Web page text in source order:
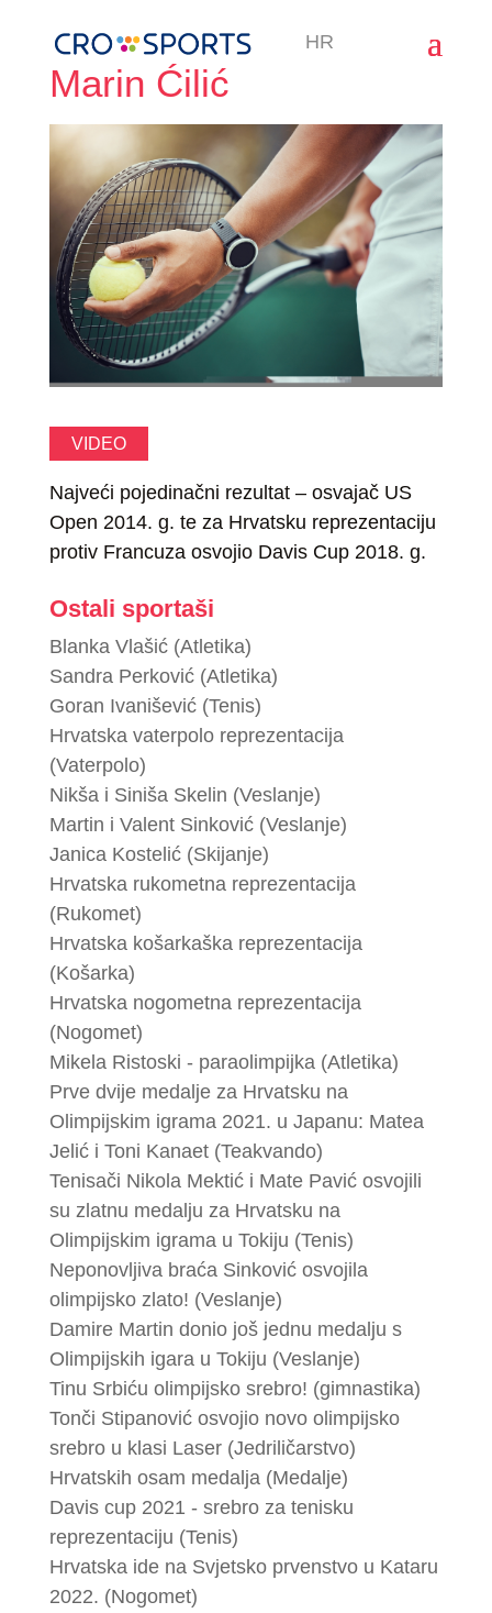
HR
Marin Ćilić
VIDEO
Najveći pojedinačni rezultat – osvajač US
Open 2014. g. te za Hrvatsku reprezentaciju
protiv Francuza osvojio Davis Cup 2018. g.
Ostali sportaši
Blanka Vlašić (Atletika)
Sandra Perković (Atletika)
Goran Ivanišević (Tenis)
Hrvatska vaterpolo reprezentacija
(Vaterpolo)
Nikša i Siniša Skelin (Veslanje)
Martin i Valent Sinković (Veslanje)
Janica Kostelić (Skijanje)
Hrvatska rukometna reprezentacija
(Rukomet)
Hrvatska košarkaška reprezentacija
(Košarka)
Hrvatska nogometna reprezentacija
(Nogomet)
Mikela Ristoski - paraolimpijka (Atletika)
Prve dvije medalje za Hrvatsku na
Olimpijskim igrama 2021. u Japanu: Matea
Jelić i Toni Kanaet (Teakvando)
Tenisači Nikola Mektić i Mate Pavić osvojili
su zlatnu medalju za Hrvatsku na
Olimpijskim igrama u Tokiju (Tenis)
Neponovljiva braća Sinković osvojila
olimpijsko zlato! (Veslanje)
Damire Martin donio još jednu medalju s
Olimpijskih igara u Tokiju (Veslanje)
Tinu Srbiću olimpijsko srebro! (gimnastika)
Tonči Stipanović osvojio novo olimpijsko
srebro u klasi Laser (Jedriličarstvo)
Hrvatskih osam medalja (Medalje)
Davis cup 2021 - srebro za tenisku
reprezentaciju (Tenis)
Hrvatska ide na Svjetsko prvenstvo u Kataru
2022. (Nogomet)